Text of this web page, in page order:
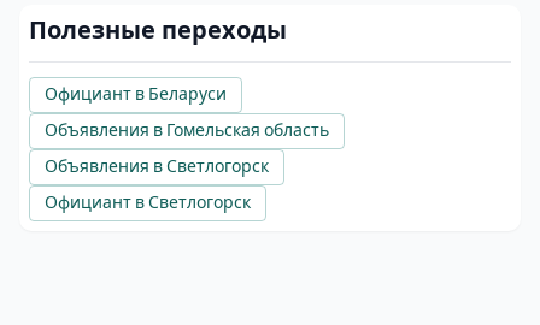
Полезные переходы
Официант в Беларуси
Объявления в Гомельская область
Объявления в Светлогорск
Официант в Светлогорск